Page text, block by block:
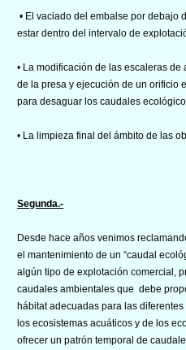
• El vaciado del embalse por debajo
estar dentro del intervalo de
• La modificación de las escaleras
de la presa y ejecución de un orificio
para desaguar los caudales
• La limpieza final del ámbito de las
Segunda.-
Desde hace años venimos
el mantenimiento de un “caudal
algún tipo de explotación comercial,
caudales ambientales que debe
hábitat adecuadas para las
los ecosistemas acuáticos y de los
ofrecer un patrón temporal de